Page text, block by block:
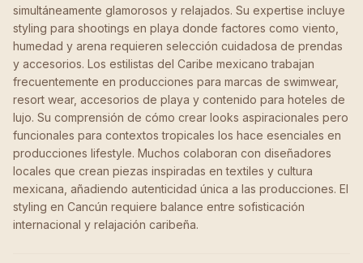
simultáneamente glamorosos y relajados. Su expertise incluye
styling para shootings en playa donde factores como viento,
humedad y arena requieren selección cuidadosa de prendas
y accesorios. Los estilistas del Caribe mexicano trabajan
frecuentemente en producciones para marcas de swimwear,
resort wear, accesorios de playa y contenido para hoteles de
lujo. Su comprensión de cómo crear looks aspiracionales pero
funcionales para contextos tropicales los hace esenciales en
producciones lifestyle. Muchos colaboran con diseñadores
locales que crean piezas inspiradas en textiles y cultura
mexicana, añadiendo autenticidad única a las producciones. El
styling en Cancún requiere balance entre sofisticación
internacional y relajación caribeña.